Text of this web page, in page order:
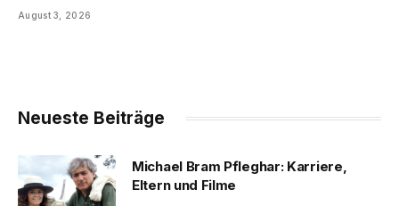
August 3, 2026
Neueste Beiträge
Michael Bram Pfleghar: Karriere,
Eltern und Filme